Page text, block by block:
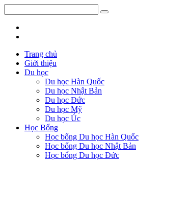
Trang chủ
Giới thiệu
Du học
Du học Hàn Quốc
Du học Nhật Bản
Du học Đức
Du học Mỹ
Du học Úc
Học Bổng
Học bổng Du học Hàn Quốc
Học bổng Du học Nhật Bản
Học bổng Du học Đức